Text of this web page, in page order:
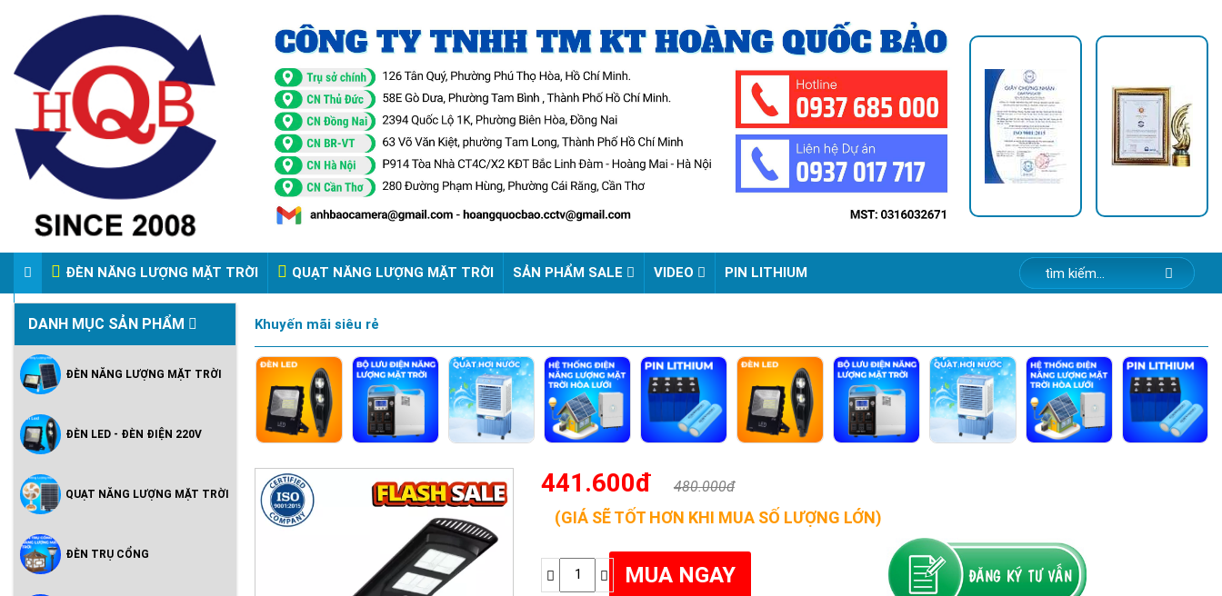
ĐÈN NĂNG LƯỢNG MẶT TRỜI QUẠT NĂNG LƯỢNG MẶT TRỜI SẢN PHẨM SALE VIDEO PIN LITHIUM
VIDEO ĐÈN PHA ĐIỆN 220V
DANH MỤC SẢN PHẨM
ĐÈN NĂNG LƯỢNG MẶT TRỜI
ĐÈN LED - ĐÈN ĐIỆN 220V
QUẠT NĂNG LƯỢNG MẶT TRỜI
ĐÈN TRỤ CỔNG
Khuyến mãi siêu rẻ
441.600đ 480.000đ
(GIÁ SẼ TỐT HƠN KHI MUA SỐ LƯỢNG LỚN)